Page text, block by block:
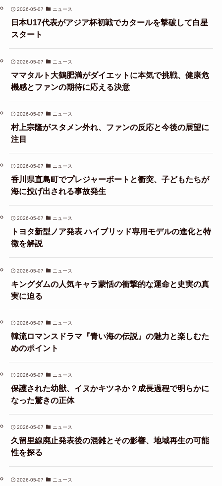
2026-05-07 ニュース
日本U17代表がアジア杯初戦でカタールを撃破して白星
スタート
2026-05-07 ニュース
ママタルト大鶴肥満がダイエットに本気で挑戦、健康危
機感とファンの期待に応える決意
2026-05-07 ニュース
村上宗隆がスタメン外れ、ファンの反応と今後の展望に
注目
2026-05-07 ニュース
香川県直島町でプレジャーボートと衝突、子どもたちが
海に投げ出される事故発生
2026-05-07 ニュース
トヨタ新型ノア発表 ハイブリッド専用モデルの進化と特
徴を解説
2026-05-07 ニュース
キングダムの人気キャラ蒙恬の衝撃的な運命と史実の真
実に迫る
2026-05-07 ニュース
韓流ロマンスドラマ『青い海の伝説』の魅力と楽しむた
めのポイント
2026-05-07 ニュース
保護された幼獣、イヌかキツネか？成長過程で明らかに
なった驚きの正体
2026-05-07 ニュース
久留里線廃止発表後の混雑とその影響、地域再生の可能
性を探る
2026-05-07 ニュース